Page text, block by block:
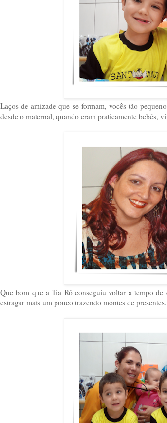
Laços de amizade que se formam, vocês tão
desde o maternal, quando eram praticamente bebês,
Que bom que a Tia Rô conseguiu voltar a tempo de
estragar mais um pouco trazendo montes de